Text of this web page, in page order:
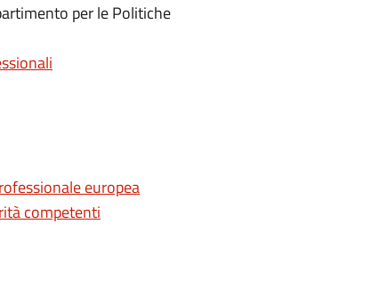
per le Politiche
europea
competenti